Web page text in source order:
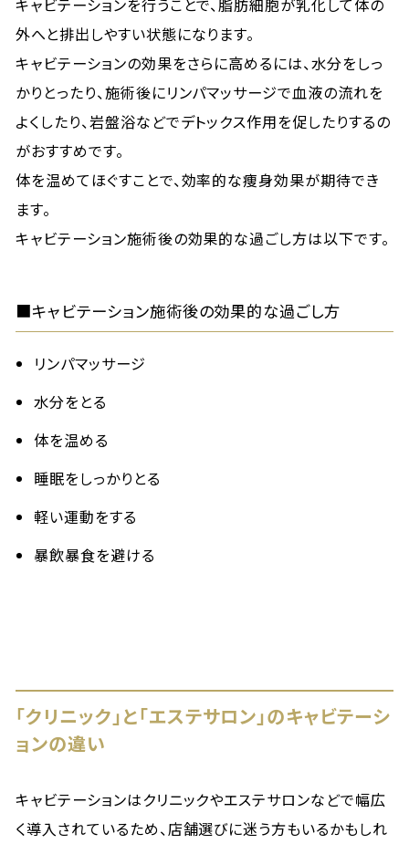
キャビテーションを行うことで、脂肪細胞が乳化して体の
外へと排出しやすい状態になります。
キャビテーションの効果をさらに高めるには、水分をしっ
かりとったり、施術後にリンパマッサージで血液の流れを
よくしたり、岩盤浴などでデトックス作用を促したりするの
がおすすめです。
体を温めてほぐすことで、効率的な痩身効果が期待でき
ます。
キャビテーション施術後の効果的な過ごし方は以下です。
■キャビテーション施術後の効果的な過ごし方
リンパマッサージ
水分をとる
体を温める
睡眠をしっかりとる
軽い運動をする
暴飲暴食を避ける
「クリニック」と「エステサロン」のキャビテーシ
ョンの違い
キャビテーションはクリニックやエステサロンなどで幅広
く導入されているため、店舗選びに迷う方もいるかもしれ